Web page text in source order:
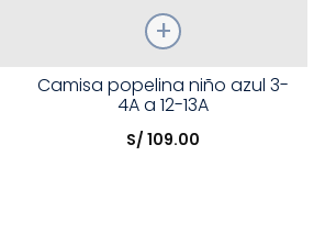
Talla
Elige una opción
Camisa popelina niño azul 3-
4A a 12-13A
S/ 109.00